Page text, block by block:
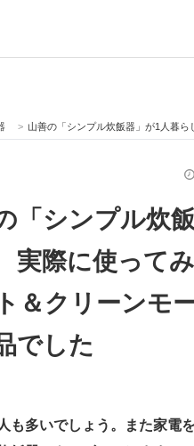
ITの今と未来を見通す
AI活用のいまが分かる
企業向けIT製品の総合サイト
> 山善の「シンプル炊飯器」が1人暮らしに最適！ 実際
「シンプル炊
際に使って
＆クリーンモ
でした
も多いでしょう。また家電